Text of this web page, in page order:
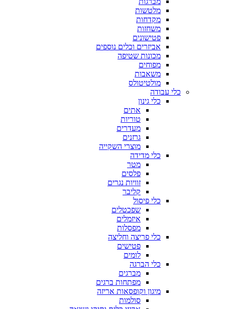
מלטשות
מקדחות
משחזות
פטישונים
אביזרים וכלים נוספים
מכונות שטיפה
מפוחים
משאבות
מולטיטולס
כלי עבודה
כלי גינון
אתים
טוריות
מעדרים
גרזנים
מוצרי השקייה
כלי מדידה
מטר
פלסים
זוויות נגרים
קליבר
כלי פיסול
שפכטלים
איזמלים
מפסלות
כלי פריצה וחליצה
פטישים
לומים
כלי הברגה
מברגים
מפתחות ברגים
מיגון וקופסאות אריזה
סולמות